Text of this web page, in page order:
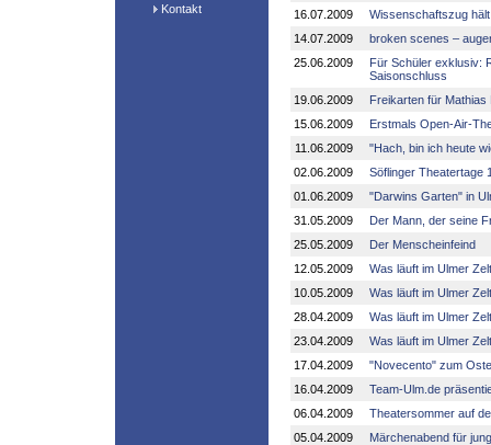
Kontakt
16.07.2009
Wissenschaftszug
14.07.2009
broken scenes –
25.06.2009
Für Schüler exklusiv:
Saisonschluss
19.06.2009
Freikarten für Mathias
15.06.2009
Erstmals Open-Air-
11.06.2009
"Hach, bin ich heute
02.06.2009
Söflinger Theatertage
01.06.2009
"Darwins Garten" in
31.05.2009
Der Mann, der seine
25.05.2009
Der Menscheinfeind
12.05.2009
Was läuft im Ulmer
10.05.2009
Was läuft im Ulmer
28.04.2009
Was läuft im Ulmer
23.04.2009
Was läuft im Ulmer
17.04.2009
"Novecento" zum
16.04.2009
Team-Ulm.de
06.04.2009
Theatersommer auf
05.04.2009
Märchenabend für